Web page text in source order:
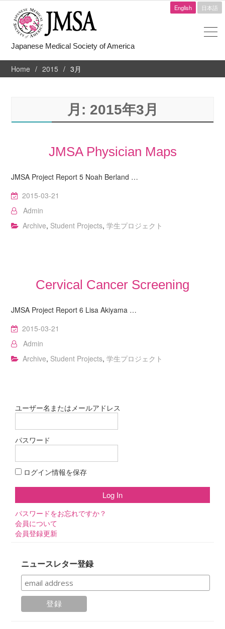
English 日本語
Japanese Medical Society of America
Home 2015 3月
月: 2015年3月
JMSA Physician Maps
JMSA Project Report 5 Noah Berland …
2015-03-21
Admin
Archive, Student Projects,学生プロジェクト
Cervical Cancer Screening
JMSA Project Report 6 Lisa Akiyama …
2015-03-21
Admin
Archive, Student Projects,学生プロジェクト
ユーザー名またはメールアドレス
パスワード
ログイン情報を保存
パスワードをお忘れですか？
会員について
会員登録更新
ニュースレター登録